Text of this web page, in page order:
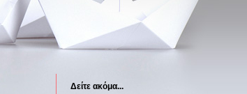
Δείτε ακόμα...